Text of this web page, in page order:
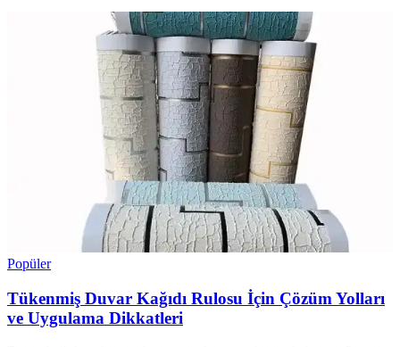
Popüler
Tükenmiş Duvar Kağıdı Rulosu İçin Çözüm Yolları
ve Uygulama Dikkatleri